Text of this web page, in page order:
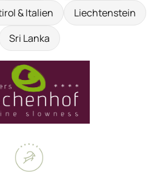
& Italien
Liechtenstein
Sri Lanka